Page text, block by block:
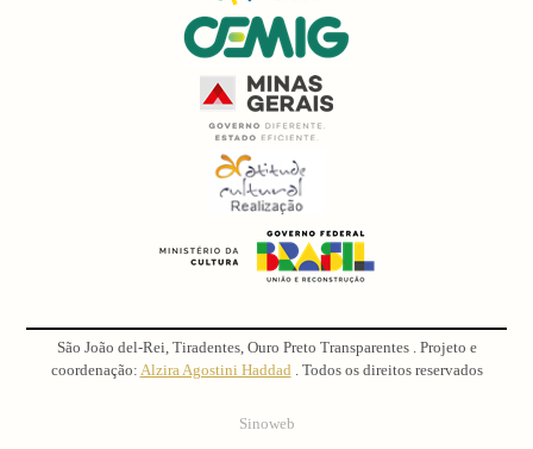
São João del-Rei, Tiradentes, Ouro Preto Transparentes . Projeto e
coordenação: Alzira Agostini Haddad . Todos os direitos reservados
Sinoweb